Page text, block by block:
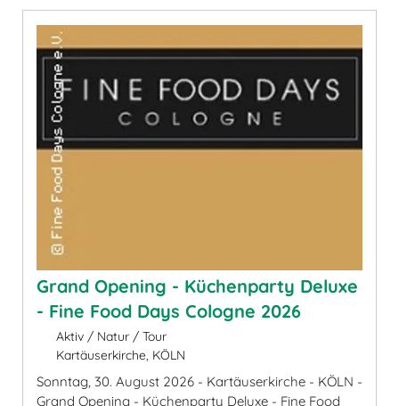
Grand Opening - Küchenparty Deluxe
- Fine Food Days Cologne 2026
Aktiv / Natur / Tour
Kartäuserkirche, KÖLN
Sonntag, 30. August 2026 - Kartäuserkirche - KÖLN -
Grand Opening - Küchenparty Deluxe - Fine Food